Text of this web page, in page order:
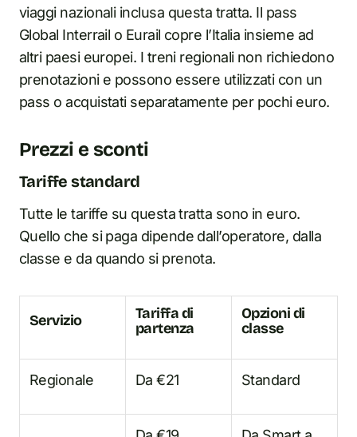
viaggi nazionali inclusa questa tratta. Il pass
Global Interrail o Eurail copre l’Italia insieme ad
altri paesi europei. I treni regionali non richiedono
prenotazioni e possono essere utilizzati con un
pass o acquistati separatamente per pochi euro.
Prezzi e sconti
Tariffe standard
Tutte le tariffe su questa tratta sono in euro.
Quello che si paga dipende dall’operatore, dalla
classe e da quando si prenota.
Servizio
Tariffa di
partenza
Opzioni di
classe
Regionale Da €21 Standard